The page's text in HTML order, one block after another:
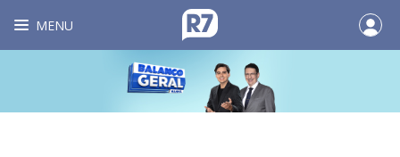
MENU